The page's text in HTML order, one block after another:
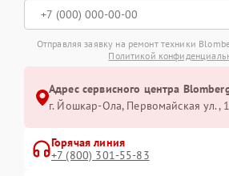
Отправляя заявку на ремонт техники
Политикой
Адрес сервисного центра
г. Йошкар-Ола, Первомайская ул.,
Горячая линия
+7 (800) 301-55-83